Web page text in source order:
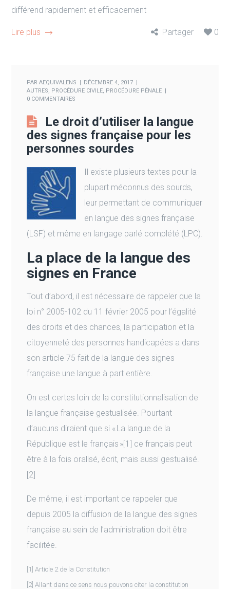
différend rapidement et efficacement
Lire plus Partager 0
PARAEQUIVALENS
DÉCEMBRE 4, 2017
AUTRES, PROCÉDURE CIVILE, PROCÉDURE PÉNALE
0 COMMENTAIRES
Le droit d’utiliser la langue
des signes française pour les
personnes sourdes
Il existe plusieurs textes pour la
plupart méconnus des sourds,
leur permettant de communiquer
en langue des signes française
(LSF) et même en langage parlé complété (LPC).
La place de la langue des
signes en France
Tout d’abord, il est nécessaire de rappeler que la
loi n° 2005-102 du 11 février 2005 pour l’égalité
des droits et des chances, la participation et la
citoyenneté des personnes handicapées a dans
son article 75 fait de la langue des signes
française une langue à part entière.
On est certes loin de la constitutionnalisation de
la langue française gestualisée. Pourtant
d’aucuns diraient que si « La langue de la
République est le français »[1] ce français peut
être à la fois oralisé, écrit, mais aussi gestualisé.
[2]
De même, il est important de rappeler que
depuis 2005 la diffusion de la langue des signes
française au sein de l’administration doit être
facilitée.
[1] Article 2 de la Constitution
[2] Allant dans ce sens nous pouvons citer la constitution